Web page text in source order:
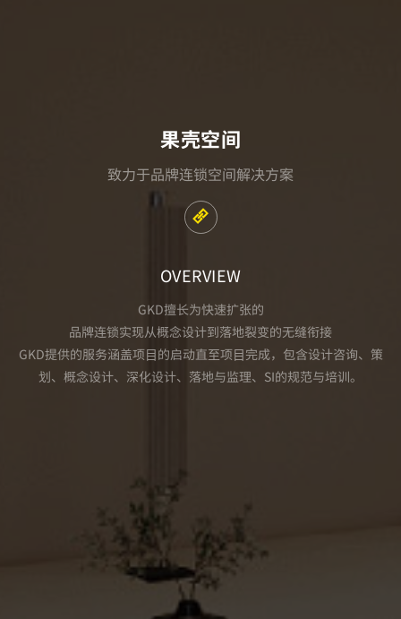
果壳空间
致力于品牌连锁空间解决方案
OVERVIEW
GKD擅长为快速扩张的
品牌连锁实现从概念设计到落地裂变的无缝衔接
GKD提供的服务涵盖项⽬的启动直⾄项⽬完成，包含设计咨询、策
划、概念设计、深化设计、落地与监理、SI的规范与培训。